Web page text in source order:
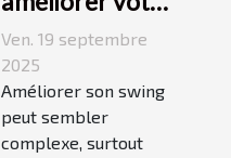
swing avec des
leçons en ligne
Ven. 19 septembre
2025
Améliorer son swing
peut sembler
complexe, surtout